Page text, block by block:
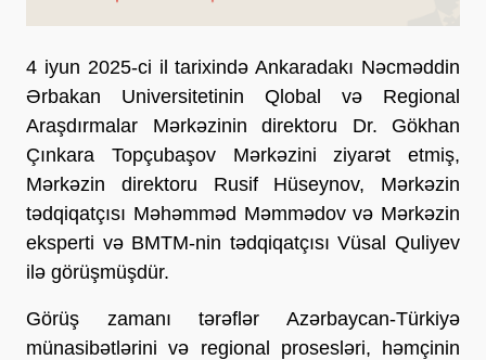
4 iyun 2025-ci il tarixində Ankaradakı Nəcməddin
Ərbakan Universitetinin Qlobal və Regional
Araşdırmalar Mərkəzinin direktoru Dr. Gökhan
Çınkara Topçubaşov Mərkəzini ziyarət etmiş,
Mərkəzin direktoru Rusif Hüseynov, Mərkəzin
tədqiqatçısı Məhəmməd Məmmədov və Mərkəzin
eksperti və BMTM-nin tədqiqatçısı Vüsal Quliyev
ilə görüşmüşdür.
Görüş zamanı tərəflər Azərbaycan-Türkiyə
münasibətlərini və regional prosesləri, həmçinin